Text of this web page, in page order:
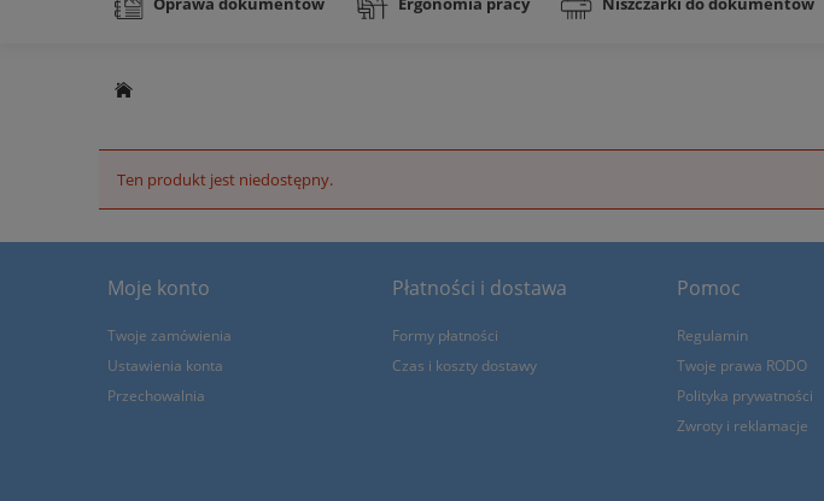
Ten produkt jest niedostępny.
Moje konto
Twoje zamówienia
Ustawienia konta
Przechowalnia
Płatności i dostawa
Formy płatności
Czas i koszty dostawy
Pomoc
Regulamin
Twoje prawa RODO
Polityka prywatności
Zwroty i reklamacje